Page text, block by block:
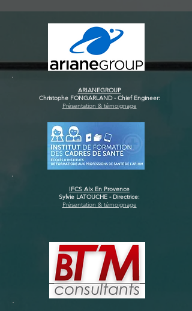
ARIANEGROUP
Christophe FONGARLAND - Chief Engineer:
Présentation & témoignage
IFCS AIx En Provence
Sylvie LATOUCHE - Directrice:
Présentation & témoignage